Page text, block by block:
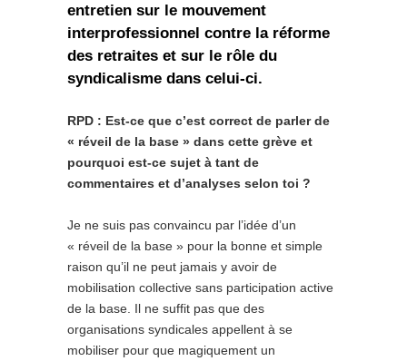
entretien sur le mouvement
interprofessionnel contre la réforme
des retraites et sur le rôle du
syndicalisme dans celui-ci.
RPD : Est-ce que c’est correct de parler de
« réveil de la base » dans cette grève et
pourquoi est-ce sujet à tant de
commentaires et d’analyses selon toi ?
Je ne suis pas convaincu par l’idée d’un
« réveil de la base » pour la bonne et simple
raison qu’il ne peut jamais y avoir de
mobilisation collective sans participation active
de la base. Il ne suffit pas que des
organisations syndicales appellent à se
mobiliser pour que magiquement un